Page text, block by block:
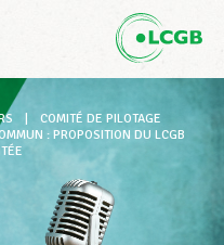
COMITÉ DE PILOTAGE
: PROPOSITION DU LCGB